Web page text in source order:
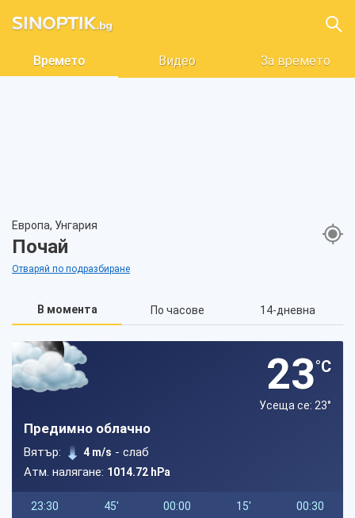
Времето Видео За времето
Европа, Унгария
Почай
Отваряй по подразбиране
В момента По часове 14-дневна
23°C
Усеща се: 23°
Предимно облачно
Вятър: 4 m/s - слаб
Атм. налягане: 1014.72 hPa
23:30 45' 00:00 15' 00:30